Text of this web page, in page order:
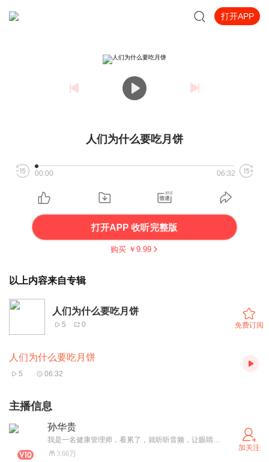
打开APP
人们为什么要吃月饼
00:00 06:32
打开APP 收听完整版
购买 ￥ 9.99
以上内容来自专辑
人们为什么要吃月饼
5 0 免费订阅
人们为什么要吃月饼
5 06:32
主播信息
孙华贵
我是一名健康管理师，看累了，就听听音频，让眼睛休息一下。
3.66万
加关注